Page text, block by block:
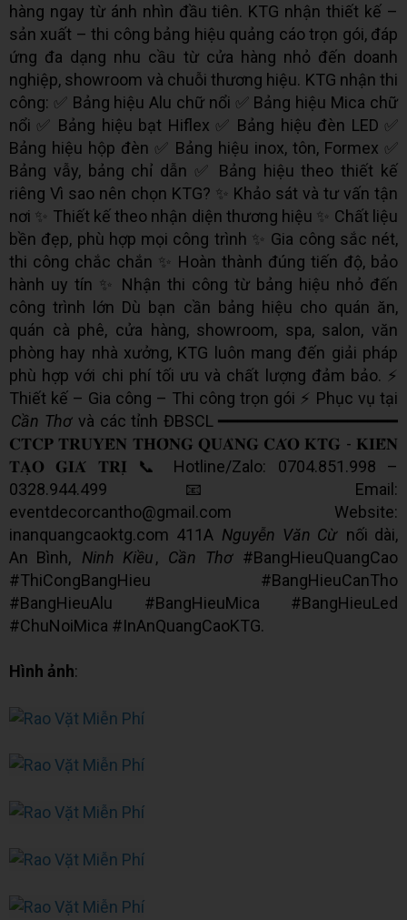
hàng ngay từ ánh nhìn đầu tiên. KTG nhận thiết kế –
sản xuất – thi công bảng hiệu quảng cáo trọn gói, đáp
ứng đa dạng nhu cầu từ cửa hàng nhỏ đến doanh
nghiệp, showroom và chuỗi thương hiệu. KTG nhận thi
công: ✅ Bảng hiệu Alu chữ nổi ✅ Bảng hiệu Mica chữ
nổi ✅ Bảng hiệu bạt Hiflex ✅ Bảng hiệu đèn LED ✅
Bảng hiệu hộp đèn ✅ Bảng hiệu inox, tôn, Formex ✅
Bảng vẫy, bảng chỉ dẫn ✅ Bảng hiệu theo thiết kế
riêng Vì sao nên chọn KTG? ✨ Khảo sát và tư vấn tận
nơi ✨ Thiết kế theo nhận diện thương hiệu ✨ Chất liệu
bền đẹp, phù hợp mọi công trình ✨ Gia công sắc nét,
thi công chắc chắn ✨ Hoàn thành đúng tiến độ, bảo
hành uy tín ✨ Nhận thi công từ bảng hiệu nhỏ đến
công trình lớn Dù bạn cần bảng hiệu cho quán ăn,
quán cà phê, cửa hàng, showroom, spa, salon, văn
phòng hay nhà xưởng, KTG luôn mang đến giải pháp
phù hợp với chi phí tối ưu và chất lượng đảm bảo. ⚡
Thiết kế – Gia công – Thi công trọn gói ⚡ Phục vụ tại
Cần Thơ và các tỉnh ĐBSCL ━━━━━━━━━━━━━━━━━━
𝐂𝐓𝐂𝐏 𝐓𝐑𝐔𝐘𝐄̂̀𝐍 𝐓𝐇𝐎̂𝐍𝐆 𝐐𝐔𝐀̉𝐍𝐆 𝐂𝐀́𝐎 𝐊𝐓𝐆 - 𝐊𝐈𝐄̂́𝐍
𝐓𝐀̣𝐎 𝐆𝐈𝐀́ 𝐓𝐑𝐈̣ 📞 Hotline/Zalo: 0704.851.998 –
0328.944.499 📧 Email:
eventdecorcantho@gmail.com Website:
inanquangcaoktg.com 411A Nguyễn Văn Cừ nối dài,
An Bình,
Ninh Kiều, Cần Thơ #BangHieuQuangCao
#ThiCongBangHieu #BangHieuCanTho
#BangHieuAlu #BangHieuMica #BangHieuLed
#ChuNoiMica #InAnQuangCaoKTG.
Hình ảnh: